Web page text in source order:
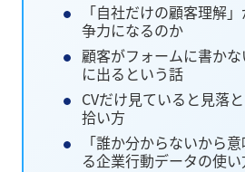
「自社だけの顧客理解
争力になるのか
顧客がフォームに書かな
に出るという話
CVだけ見ていると見落
拾い方
「誰か分からないから
る企業行動データの使い